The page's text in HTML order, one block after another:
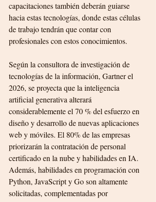
capacitaciones también deberán guiarse
hacia estas tecnologías, donde estas células
de trabajo tendrán que contar con
profesionales con estos conocimientos.
Según la consultora de investigación de
tecnologías de la información, Gartner el
2026, se proyecta que la inteligencia
artificial generativa alterará
considerablemente el 70 % del esfuerzo en
diseño y desarrollo de nuevas aplicaciones
web y móviles. El 80% de las empresas
priorizarán la contratación de personal
certificado en la nube y habilidades en IA.
Además, habilidades en programación con
Python, JavaScript y Go son altamente
solicitadas, complementadas por